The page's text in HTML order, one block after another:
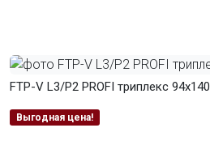
FTP-V L3/P2 PROFI триплекс 94x140
Выгодная цена!